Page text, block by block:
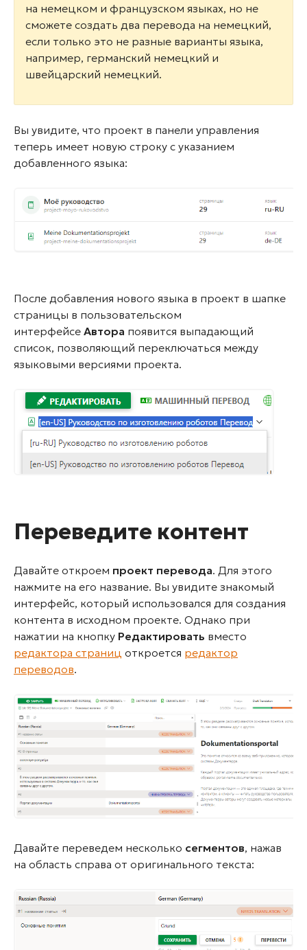
на немецком и французском языках, но не
сможете создать два перевода на немецкий,
если только это не разные варианты языка,
например, германский немецкий и
швейцарский немецкий.
Вы увидите, что проект в панели управления
теперь имеет новую строку с указанием
добавленного языка:
После добавления нового языка в проект в шапке
страницы в пользовательском
интерфейсе Автора появится выпадающий
список, позволяющий переключаться между
языковыми версиями проекта.
Переведите контент
Давайте откроем проект перевода. Для этого
нажмите на его название. Вы увидите знакомый
интерфейс, который использовался для создания
контента в исходном проекте. Однако при
нажатии на кнопку Редактировать вместо
редактора страниц откроется редактор
переводов.
Давайте переведем несколько сегментов, нажав
на область справа от оригинального текста: